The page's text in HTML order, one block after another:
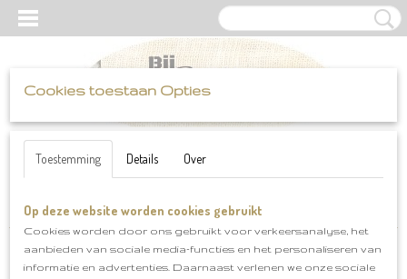
Inloggen Registreren UW WINKELWAGEN
Home >Scheepjes>Softfun>Softfun klnr 2630
Cookies toestaan Opties
Toestemming Details Over
Op deze website worden cookies gebruikt
Cookies worden door ons gebruikt voor verkeersanalyse, het
aanbieden van sociale media-functies en het personaliseren van
informatie en advertenties. Daarnaast verlenen we onze sociale